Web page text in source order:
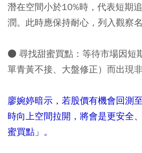
潛在空間小於10%時，代表短期
潤。此時應保持耐心，列入觀察名
● 尋找甜蜜買點： 等待市場因短
單青黃不接、大盤修正）而出現
廖婉婷暗示，若股價有機會回測
時向上空間拉開，將會是更安全
蜜買點」。